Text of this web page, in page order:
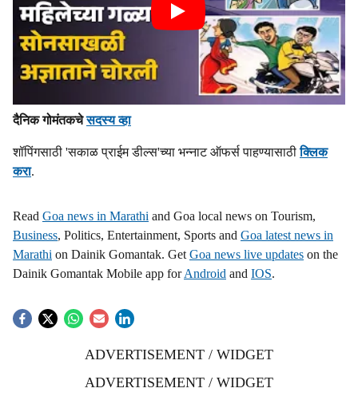
दैनिक गोमंतकचेसदस्य व्हा
शॉपिंगसाठी 'सकाळ प्राईम डील्स'च्या भन्नाट ऑफर्स पाहण्यासाठीक्लिक
करा.
Read Goa news in Marathi and Goa local news on Tourism,
Business, Politics, Entertainment, Sports and Goa latest news in
Marathi on Dainik Gomantak. Get Goa news live updates on the
Dainik Gomantak Mobile app forAndroid and IOS.
ADVERTISEMENT / WIDGET
ADVERTISEMENT / WIDGET